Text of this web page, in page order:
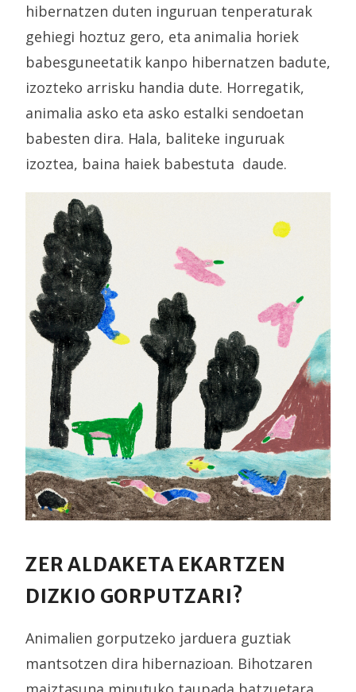
hibernatzen duten inguruan tenperaturak
gehiegi hoztuz gero, eta animalia horiek
babesguneetatik kanpo hibernatzen badute,
izozteko arrisku handia dute. Horregatik,
animalia asko eta asko estalki sendoetan
babesten dira. Hala, baliteke inguruak
izoztea, baina haiek babestuta daude.
ZER ALDAKETA EKARTZEN
DIZKIO GORPUTZARI?
Animalien gorputzeko jarduera guztiak
mantsotzen dira hibernazioan. Bihotzaren